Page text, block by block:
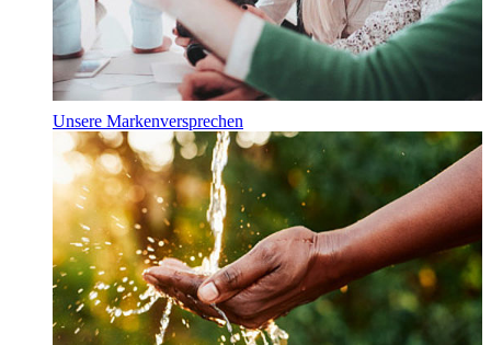
Unsere Markenversprechen